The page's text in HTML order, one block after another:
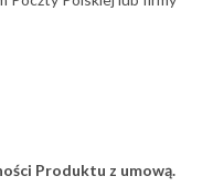
Produktu z umową.